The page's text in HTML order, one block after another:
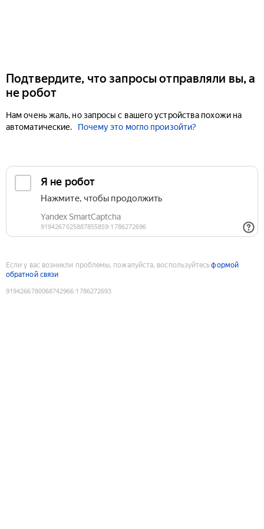
Подтвердите, что запросы отправляли вы, а
не робот
Нам очень жаль, но запросы с вашего устройства похожи на
автоматические.
Почему это могло произойти?
Если у вас возникли проблемы, пожалуйста, воспользуйтесьформой
обратной связи
9194266780068742966:1786272693